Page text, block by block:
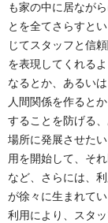
も家の中に居なが
とを全てさらすと
じてスタッフと信
を表現してくれる
なるとか、あるい
人間関係を作ると
することを防げる
場所に発展させた
用を開始して、そ
など、さらには、
が徐々に生まれて
利用により、スタ